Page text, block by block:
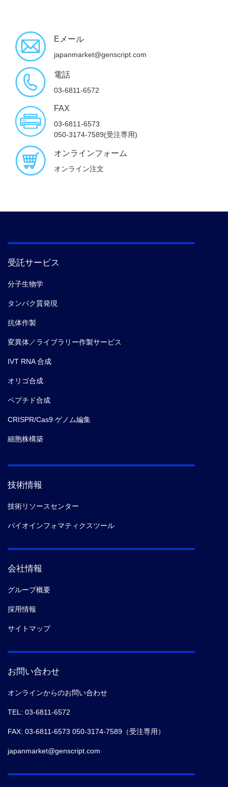
Eメール
japanmarket@genscript.com
電話
03-6811-6572
FAX
03-6811-6573
050-3174-7589(受注専用)
オンラインフォーム
オンライン注文
受託サービス
分子生物学
タンパク質発現
抗体作製
変異体／ライブラリー作製サービス
IVT RNA 合成
オリゴ合成
ペプチド合成
CRISPR/Cas9 ゲノム編集
細胞株構築
技術情報
技術リソースセンター
バイオインフォマティクスツール
会社情報
グループ概要
採用情報
サイトマップ
お問い合わせ
オンラインからのお問い合わせ
TEL: 03-6811-6572
FAX: 03-6811-6573 050-3174-7589（受注専用）
japanmarket@genscript.com